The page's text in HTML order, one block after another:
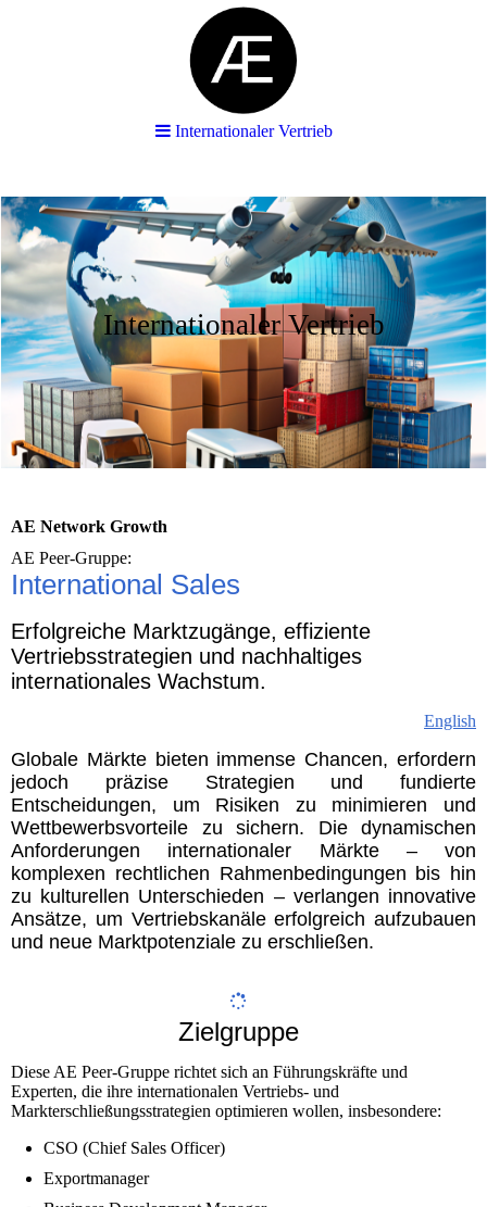
Internationaler Vertrieb
AE Network Growth
AE Peer-Gruppe:
International Sales
Erfolgreiche Marktzugänge, effiziente
Vertriebsstrategien und nachhaltiges
internationales Wachstum.
English
Globale Märkte bieten immense Chancen, erfordern
jedoch präzise Strategien und fundierte
Entscheidungen, um Risiken zu minimieren und
Wettbewerbsvorteile zu sichern. Die dynamischen
Anforderungen internationaler Märkte – von
komplexen rechtlichen Rahmenbedingungen bis hin
zu kulturellen Unterschieden – verlangen innovative
Ansätze, um Vertriebskanäle erfolgreich aufzubauen
und neue Marktpotenziale zu erschließen.
Zielgruppe
Diese AE Peer-Gruppe richtet sich an Führungskräfte und
Experten, die ihre internationalen Vertriebs- und
Markterschließungsstrategien optimieren wollen, insbesondere:
CSO (Chief Sales Officer)
Exportmanager
Internationaler Vertrieb